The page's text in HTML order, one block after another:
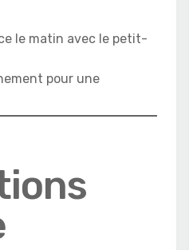
le matin avec le petit-
pour une